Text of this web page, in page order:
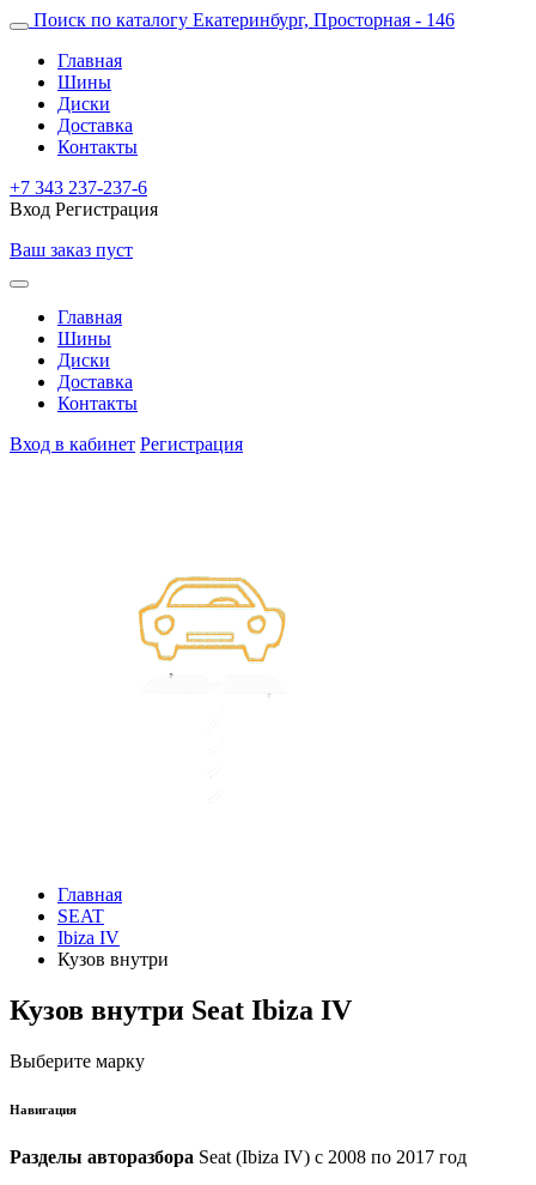
Поиск по каталогу Екатеринбург, Просторная - 146
Главная
Шины
Диски
Доставка
Контакты
+7 343 237-237-6
Вход Регистрация
Ваш заказ пуст
Главная
Шины
Диски
Доставка
Контакты
Вход в кабинет Регистрация
Главная
SEAT
Ibiza IV
Кузов внутри
Кузов внутри Seat Ibiza IV
Выберите марку
Навигация
Разделы авторазбора Seat (Ibiza IV) с 2008 по 2017 год